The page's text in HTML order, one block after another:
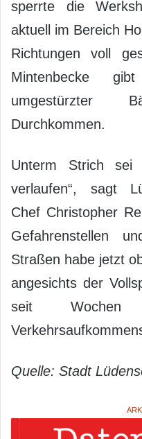
sperrte die
aktuell im Bereich
Richtungen voll
Mintenbecke
umgestürzter
Durchkommen.
Unterm Strich sei
verlaufen“, sagt
Chef Christopher
Gefahrenstellen
Straßen habe jetzt
angesichts der
seit Wochen
Quelle: Stadt